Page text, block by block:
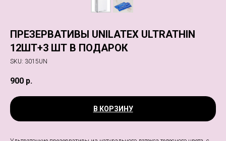
ПРЕЗЕРВАТИВЫ UNILATEX ULTRATHIN
12ШТ+3 ШТ В ПОДАРОК
SKU: 3015UN
900 р.
В КОРЗИНУ